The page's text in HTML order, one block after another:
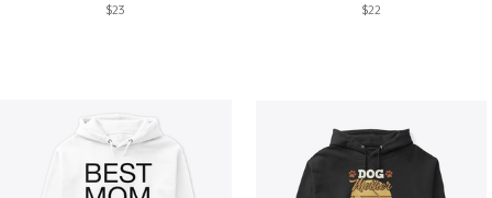
$23 $22